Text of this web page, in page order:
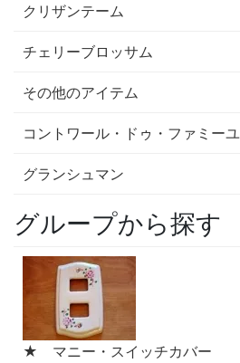
クリザンテーム
チェリーブロッサム
その他のアイテム
コントワール・ドゥ・ファミーユ
グランシュマン
グループから探す
★ マニー・スイッチカバー